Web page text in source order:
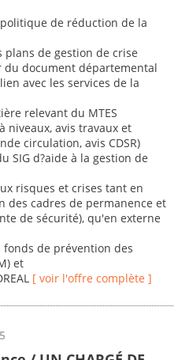
de réduction de la
de gestion de crise
du document départemental
avec les services de la
relevant du MTES
niveaux, avis travaux et
circulation, avis CDSR)
SIG d?aide à la gestion de
risques et crises tant en
cadres de permanence et
de sécurité), qu'en externe
de prévention des
et
[ voir l'offre complète ]